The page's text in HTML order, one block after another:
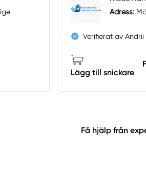
Adress:
Verifierat av Andrii
Lägg till snickare
Få hjälp från